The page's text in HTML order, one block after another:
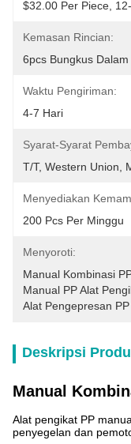
$32.00 Per Piece,
Kemasan Rincian:
6pcs Bungkus
Waktu Pengiriman:
4-7 Hari
Syarat-Syarat
T/T, Western Union,
Menyediakan
200 Pcs Per Minggu
Menyoroti:
Manual Kombinasi
Manual PP Alat
Alat Pengepresan
Deskripsi
Manual
Alat pengikat PP
penyegelan dan